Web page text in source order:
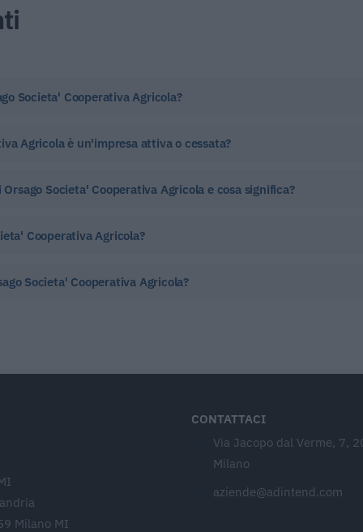
Societa' Cooperativa Agricola?
Agricola è un'impresa attiva o cessata?
Societa' Cooperativa Agricola e cosa significa?
Cooperativa Agricola?
Societa' Cooperativa Agricola?
Milano MI
CONTATTACI
Via Jacopo dal Verme, 7,
Milano
aziende@adintend.com